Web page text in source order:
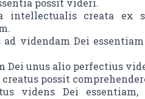
possit videri.
intellectualis creata ex
videndam Dei
Dei unus alio perfectius
possit
videns Dei